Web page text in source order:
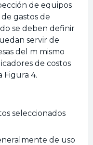
de equipos
gastos de
se deben definir
servir de
del m mismo
de costos
Figura 4.
seleccionados
de uso